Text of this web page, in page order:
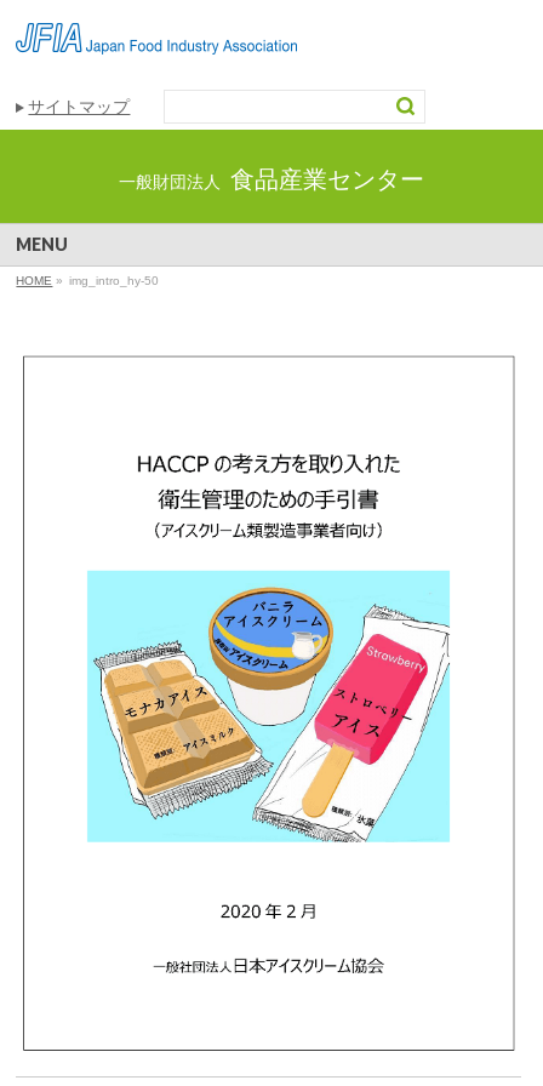
サイトマップ
一般財団法人 食品産業センター
MENU
HOME » img_intro_hy-50